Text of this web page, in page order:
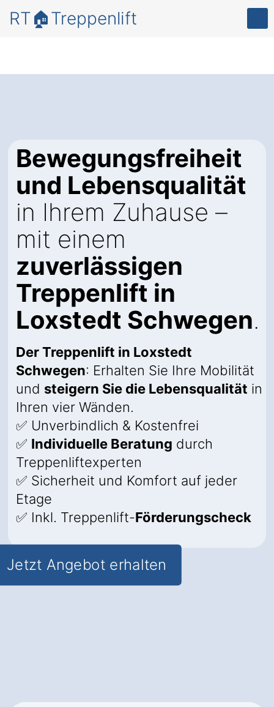
RT🏠Treppenlift
Bewegungsfreiheit
und Lebensqualität
in Ihrem Zuhause –
mit einem
zuverlässigen
Treppenlift in
Loxstedt Schwegen.
Der Treppenlift in Loxstedt
Schwegen: Erhalten Sie Ihre Mobilität
und steigern Sie die Lebensqualität in
Ihren vier Wänden.
✅ Unverbindlich & Kostenfrei
✅ Individuelle Beratung durch
Treppenliftexperten
✅ Sicherheit und Komfort auf jeder
Etage
✅ Inkl. Treppenlift-Förderungscheck
Jetzt Angebot erhalten